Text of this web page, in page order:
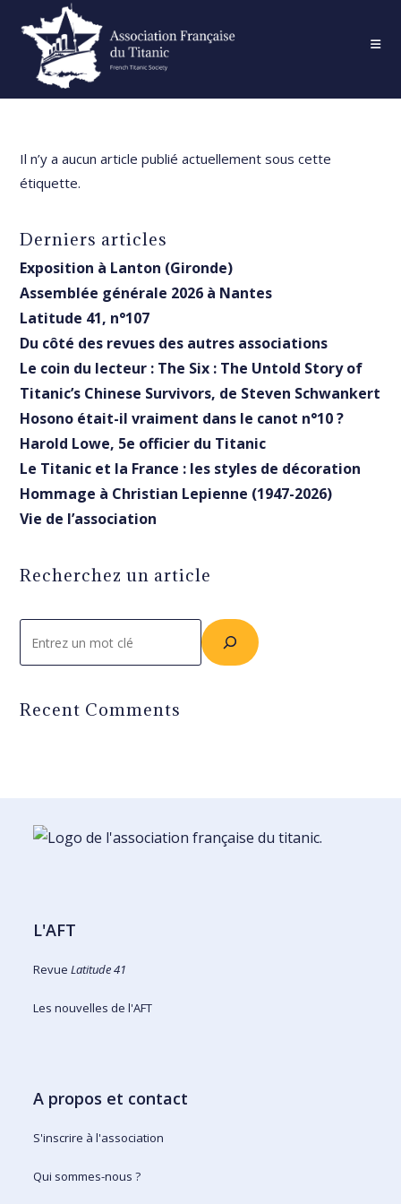
content
Il n’y a aucun article publié actuellement sous cette
étiquette.
Derniers articles
Exposition à Lanton (Gironde)
Assemblée générale 2026 à Nantes
Latitude 41, n°107
Du côté des revues des autres associations
Le coin du lecteur : The Six : The Untold Story of
Titanic’s Chinese Survivors, de Steven Schwankert
Hosono était-il vraiment dans le canot n°10 ?
Harold Lowe, 5e officier du Titanic
Le Titanic et la France : les styles de décoration
Hommage à Christian Lepienne (1947-2026)
Vie de l’association
Recherchez un article
Recent Comments
L'AFT
RevueLatitude 41
Les nouvelles de l'AFT
A propos et contact
S'inscrire à l'association
Qui sommes-nous ?